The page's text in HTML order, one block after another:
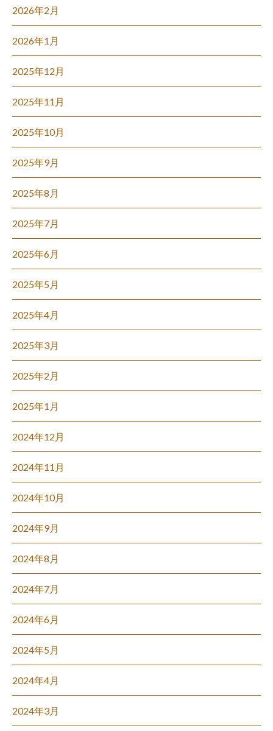
2026年2月
2026年1月
2025年12月
2025年11月
2025年10月
2025年9月
2025年8月
2025年7月
2025年6月
2025年5月
2025年4月
2025年3月
2025年2月
2025年1月
2024年12月
2024年11月
2024年10月
2024年9月
2024年8月
2024年7月
2024年6月
2024年5月
2024年4月
2024年3月